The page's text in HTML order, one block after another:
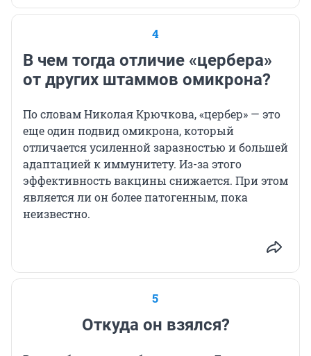
4
В чем тогда отличие «цербера»
от других штаммов омикрона?
По словам Николая Крючкова, «цербер» — это
еще один подвид омикрона, который
отличается усиленной заразностью и большей
адаптацией к иммунитету. Из-за этого
эффективность вакцины снижается. При этом
является ли он более патогенным, пока
неизвестно.
5
Откуда он взялся?